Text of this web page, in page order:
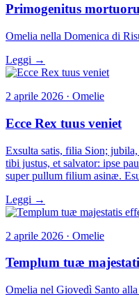
Primogenitus
Omelia nella Domenica di
Leggi →
2 aprile 2026 · Omelie
Ecce Rex tuus veniet
Exsulta satis, filia Sion;
tibi justus, et salvator: ipse
super pullum filium asinæ.
Leggi →
2 aprile 2026 · Omelie
Templum tuæ
Omelia nel Giovedì Santo